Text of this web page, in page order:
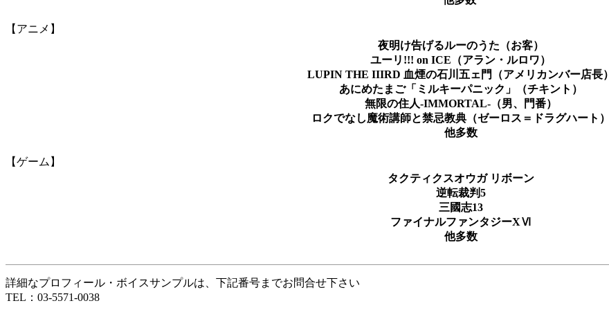
【アニメ】
夜明け告げるルーのうた（お客）
ユーリ!!! on ICE（アラン・ルロワ）
LUPIN THE IIIRD 血煙の石川五ェ門（アメリカンバー店長）
あにめたまご「ミルキーパニック」（チキント）
無限の住人-IMMORTAL-（男、門番）
ロクでなし魔術講師と禁忌教典（ゼーロス＝ドラグハート）
他多数
【ゲーム】
タクティクスオウガ リボーン
逆転裁判5
三國志13
ファイナルファンタジーXⅥ
他多数
詳細なプロフィール・ボイスサンプルは、下記番号までお問合せ下さい
TEL：03-5571-0038